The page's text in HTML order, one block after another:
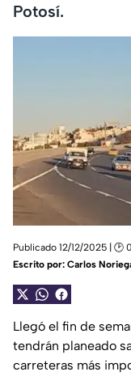
Potosí.
Publicado 12/12/2025 | 🕑
Escrito por: Carlos
Llegó el fin de
tendrán planeado
carreteras más